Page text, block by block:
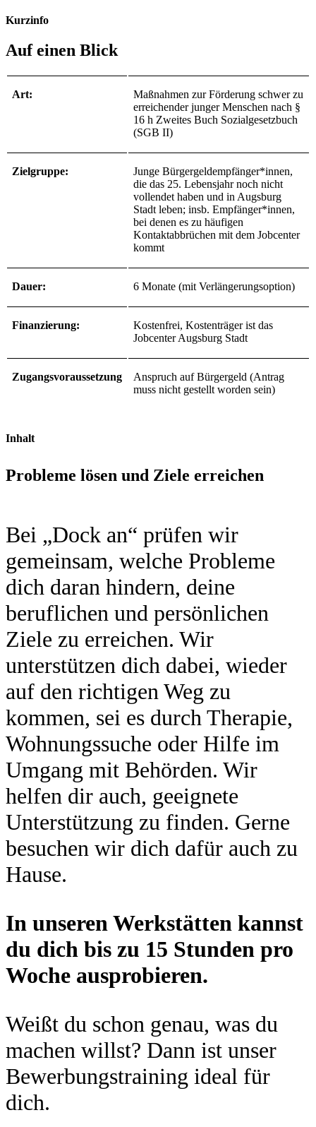
Kurzinfo
Auf einen Blick
Art:
Maßnahmen zur Förderung schwer zu
erreichender junger Menschen nach §
16 h Zweites Buch Sozialgesetzbuch
(SGB II)
Zielgruppe:
Junge Bürgergeldempfänger*innen,
die das 25. Lebensjahr noch nicht
vollendet haben und in Augsburg
Stadt leben; insb. Empfänger*innen,
bei denen es zu häufigen
Kontaktabbrüchen mit dem Jobcenter
kommt
Dauer: 6 Monate (mit Verlängerungsoption)
Finanzierung:
Kostenfrei, Kostenträger ist das
Jobcenter Augsburg Stadt
Zugangsvoraussetzung
Anspruch auf Bürgergeld (Antrag
muss nicht gestellt worden sein)
Inhalt
Probleme lösen und Ziele erreichen
Bei „Dock an“ prüfen wir
gemeinsam, welche Probleme
dich daran hindern, deine
beruflichen und persönlichen
Ziele zu erreichen. Wir
unterstützen dich dabei, wieder
auf den richtigen Weg zu
kommen, sei es durch Therapie,
Wohnungssuche oder Hilfe im
Umgang mit Behörden. Wir
helfen dir auch, geeignete
Unterstützung zu finden. Gerne
besuchen wir dich dafür auch zu
Hause.
In unseren Werkstätten kannst
du dich bis zu 15 Stunden pro
Woche ausprobieren.
Weißt du schon genau, was du
machen willst? Dann ist unser
Bewerbungstraining ideal für
dich.